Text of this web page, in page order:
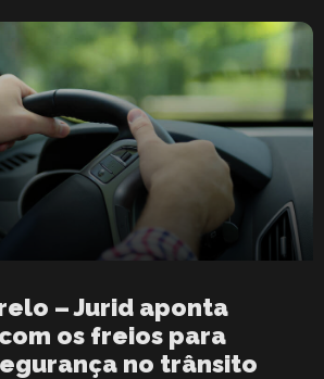
– Jurid aponta
os freios para
no trânsito